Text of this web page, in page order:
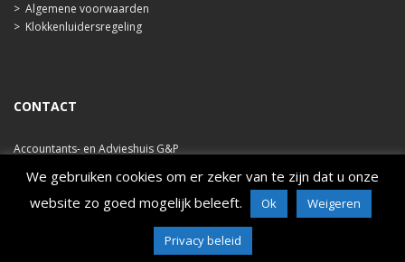
> Algemene voorwaarden
> Klokkenluidersregeling
CONTACT
Accountants- en Advieshuis G&P
4421 EA Kapelle
tel. 0113 348 786
We gebruiken cookies om er zeker van te zijn dat u onze
website zo goed mogelijk beleeft.
Ok Weigeren
Privacy beleid